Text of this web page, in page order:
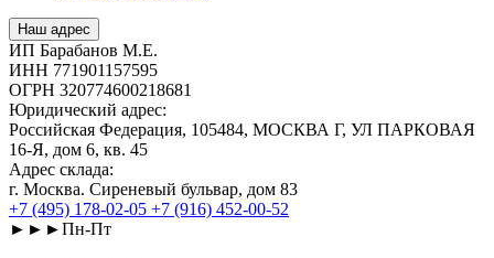
Наш адрес
ИП Барабанов М.Е.
ИНН 771901157595
ОГРН 320774600218681
Юридический адрес:
Российская Федерация, 105484, МОСКВА Г, УЛ ПАРКОВАЯ
16-Я, дом 6, кв. 45
Адрес склада:
г. Москва. Сиреневый бульвар, дом 83
+7 (495) 178-02-05 +7 (916) 452-00-52
►►►Пн-Пт